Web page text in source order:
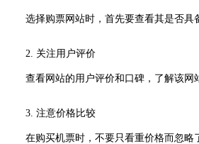
选择购票网站时，首先要查看其是否具备
2. 关注用户评价
查看网站的用户评价和口碑，了解该网站
3. 注意价格比较
在购买机票时，不要只看重价格而忽略了